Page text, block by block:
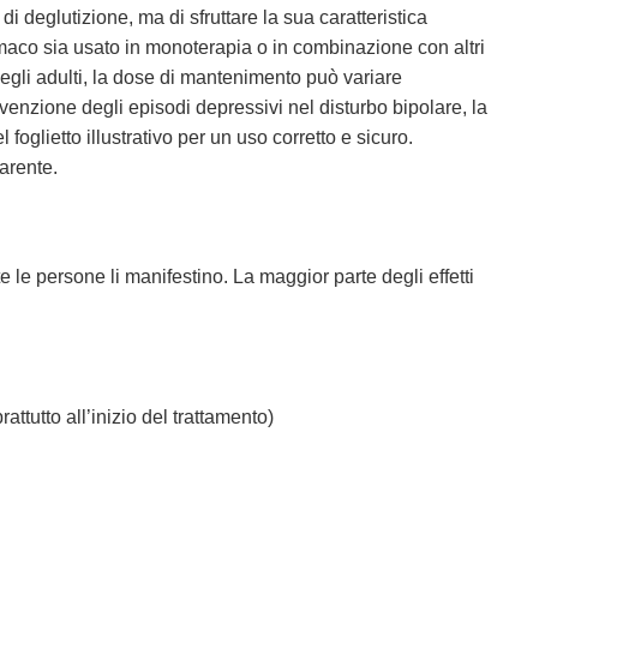
deglutizione, ma di sfruttare la sua caratteristica
sia usato in monoterapia o in combinazione con altri
adulti, la dose di mantenimento può variare
degli episodi depressivi nel disturbo bipolare, la
illustrativo per un uso corretto e sicuro.
le persone li manifestino. La maggior parte degli effetti
all’inizio del trattamento)